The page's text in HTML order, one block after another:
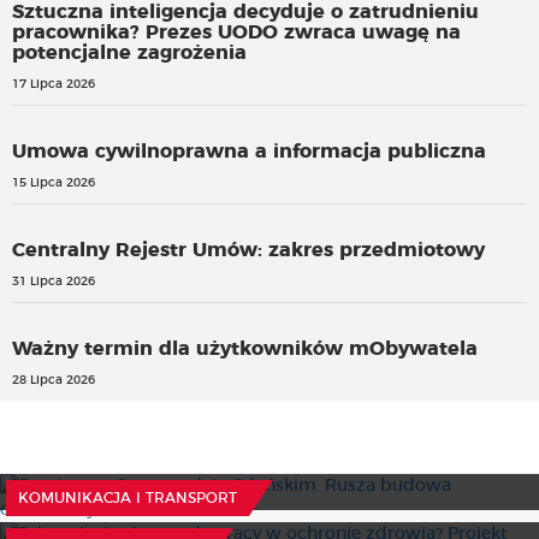
Sztuczna inteligencja decyduje o zatrudnieniu
pracownika? Prezes UODO zwraca uwagę na
potencjalne zagrożenia
17 Lipca 2026
Umowa cywilnoprawna a informacja publiczna
15 Lipca 2026
Centralny Rejestr Umów: zakres przedmiotowy
31 Lipca 2026
Ważny termin dla użytkowników mObywatela
28 Lipca 2026
KOMUNIKACJA I TRANSPORT
6 Sierpnia 2026
Jak zmienią się zasady pracy w ochronie zdrowia? Projekt
W Sejmie o dostępności w edukacji i wspieraniu rozwoju